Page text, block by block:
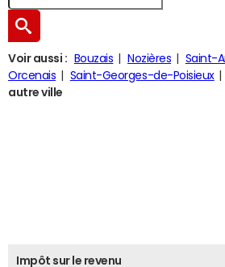
Voir aussi : Bouzais Nozières
Saint-
Orcenais
Saint-Georges-de-Poisieux
autre ville
Impôt sur le revenu